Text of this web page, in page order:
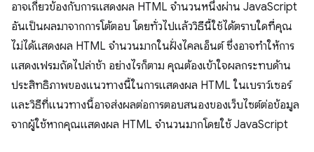
อาจเกี่ยวข้องกับการแสดงผล HTML จำนวนหนึ่งผ่าน JavaScript
อันเป็นผลมาจากการโต้ตอบ โดยทั่วไปแล้ววิธีนี้ใช้ได้ตราบใดที่คุณ
ไม่ได้แสดงผล HTML จำนวนมากในฝั่งไคลเอ็นต์ ซึ่งอาจทำให้การ
แสดงเฟรมถัดไปล่าช้า อย่างไรก็ตาม คุณต้องเข้าใจผลกระทบด้าน
ประสิทธิภาพของแนวทางนี้ในการแสดงผล HTML ในเบราว์เซอร์
และวิธีที่แนวทางนี้อาจส่งผลต่อการตอบสนองของเว็บไซต์ต่อข้อมูล
จากผู้ใช้หากคุณแสดงผล HTML จำนวนมากโดยใช้ JavaScript